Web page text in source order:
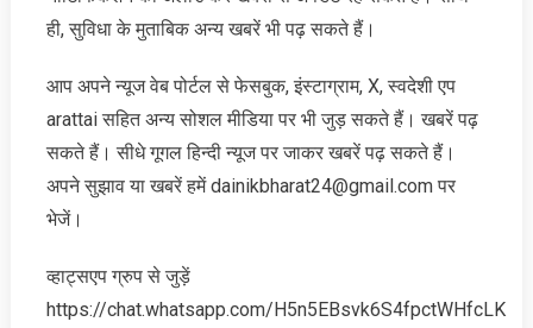
ही, सुविधा के मुताबिक अन्‍य खबरें भी पढ़ सकते हैं।
आप अपने न्‍यूज वेब पोर्टल से फेसबुक, इंस्‍टाग्राम, X, स्‍वदेशी एप
arattai सहित अन्‍य सोशल मीडिया पर भी जुड़ सकते हैं। खबरें पढ़
सकते हैं। सीधे गूगल हिन्‍दी न्‍यूज पर जाकर खबरें पढ़ सकते हैं।
अपने सुझाव या खबरें हमें dainikbharat24@gmail.com पर
भेजें।
व्‍हाट्सएप ग्रुप से जुड़ें
https://chat.whatsapp.com/H5n5EBsvk6S4fpctWHfcLK